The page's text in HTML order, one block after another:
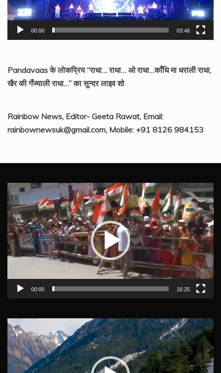
00:00 03:46
Pandavaas के लोकप्रिय “राधा… राधा… ओ राधा…काँधि मा धराली राधा,
खैर की गँज्याली राधा…” का सुन्दर लाइव शो
Rainbow News, Editor- Geeta Rawat, Email:
rainbownewsuk@gmail.com, Mobile: +91 8126 984153
Video
Player
00:00 16:25
Video
Player